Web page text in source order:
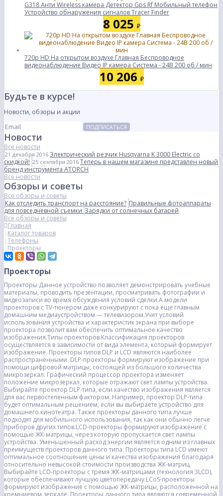
G318 Анти Wireless камера Детектор Gps Rf Мобильный телефон
Устройство обнаружения сигналов Tracer Finder
8 025 ₽
720p HD На открытом воздухе Главная Беспроводное
видеонаблюдение Видео IP камера Система - 24В 200 об / мин
10 206 ₽
Будьте в курсе!
Новости, обзоры и акции
ПОДПИСАТЬСЯ
Новости
Все новости
21 декабря 2016 Электрический резчик Husqvarna K 3000 Electric со
скидкой! 25 сентября 2016 Теперь в нашем магазине представлен новый
бренд инструмента ATORCH
Все новости
Обзоры и советы
Все обзоры и советы
Как отследить транспорт на расстояние? Правильные фотоаппараты
для повседневной съемкиЗарядки от солнечных батарей
Все обзоры и советы
Главная
Каталог товаров
Телефоны
Проекторы
Проекторы
Проекторы Данное устройство позволяет демонстрировать учебные
материалы, проводить презентации, просматривать фотографии и
видеозаписи во время обсуждения условий сделки.А модели
проекторов с TV-тюнером даже конкурируют с пока еще главным
домашним медиаустройством — телевизором.Учет условий
использования устройства и характеристик экрана при выборе
проектора позволит вам обеспечить оптимальное качество
изображения.Типы проекторов.Классификация проекторов
осуществляется в зависимости от вида элемента, который формирует
изображение. Проекторы типов DLP и LCD являются наиболее
распространенными. DLP-проекторы формируют изображение при
помощи цифровой матрицы, состоящей из большого количества
микрозеркал. Графический процессор проектора изменяет
положение микрозеркал, которые отражают свет лампы устройства.
Выбирайте проектор DLP-типа, если качество изображения является
для вас первостепенным фактором. Например, проектор DLP-типа
будет оптимальным решением, если вы выбираете устройство для
домашнего кинотеатра. Также проекторы данного типа лучше
подходят для мобильного использования, так как они обычно легче
приборов других типов.LCD-проекторы формируют изображение с
помощью ЖК-матрицы, через которую пропускается свет лампы
устройства. Уменьшенный расход энергии является одним из главных
преимуществ проекторов данного типа. Проекторы типа LCD имеют
оптимальное соотношение цены и качества изображения благодаря
относительно невысокой стоимости производства ЖК-матриц.
Выбирайте LCD-проекторы с тремя ЖК-матрицами (технология 3LCD),
которые обеспечивают лучшую цветопередачу.LCoS-проекторы
формируют изображение с помощью ЖК-матрицы, расположенной на